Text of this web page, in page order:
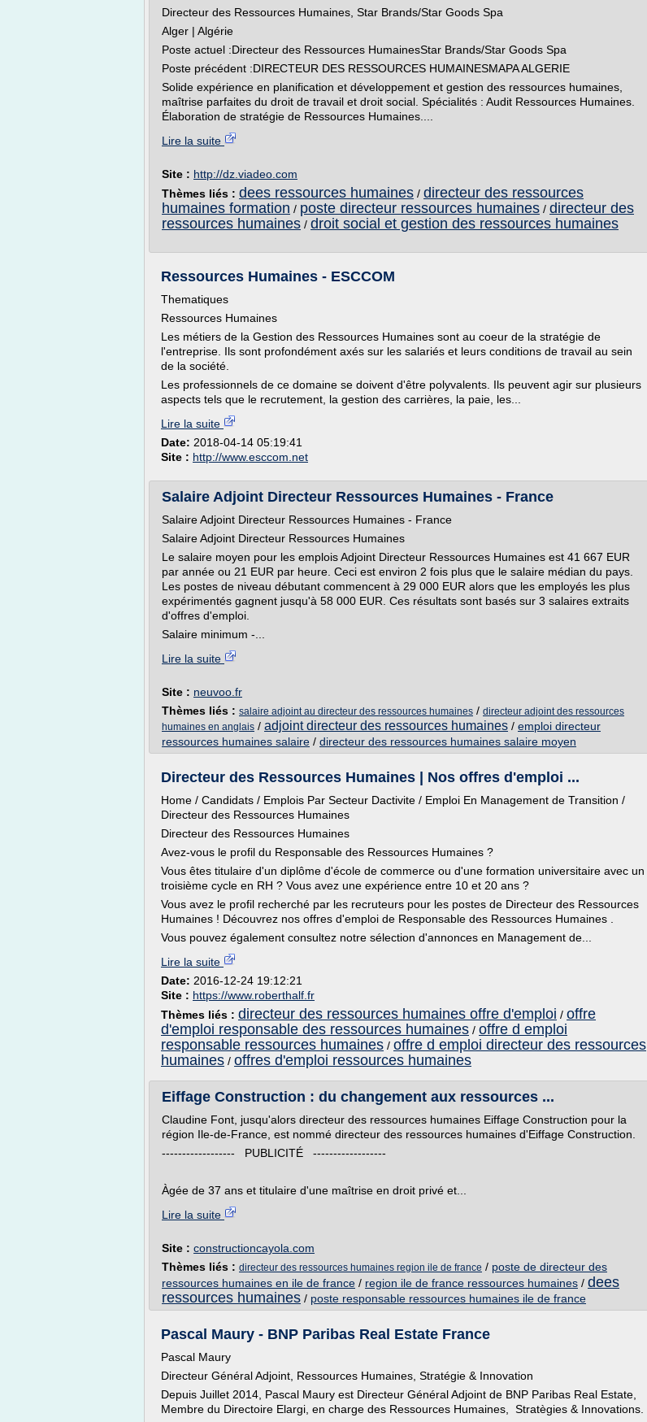
Directeur des Ressources Humaines, Star Brands/Star Goods Spa
Alger | Algérie
Poste actuel :Directeur des Ressources HumainesStar Brands/Star Goods Spa
Poste précédent :DIRECTEUR DES RESSOURCES HUMAINESMAPA ALGERIE
Solide expérience en planification et développement et gestion des ressources humaines,
maîtrise parfaites du droit de travail et droit social. Spécialités : Audit Ressources Humaines.
Élaboration de stratégie de Ressources Humaines....
Lire la suite
Site : http://dz.viadeo.com
Thèmes liés : dees ressources humaines / directeur des ressources
humaines formation / poste directeur ressources humaines / directeur des
ressources humaines / droit social et gestion des ressources humaines
Ressources Humaines - ESCCOM
Thematiques
Ressources Humaines
Les métiers de la Gestion des Ressources Humaines sont au coeur de la stratégie de
l'entreprise. Ils sont profondément axés sur les salariés et leurs conditions de travail au sein
de la société.
Les professionnels de ce domaine se doivent d'être polyvalents. Ils peuvent agir sur plusieurs
aspects tels que le recrutement, la gestion des carrières, la paie, les...
Lire la suite
Date: 2018-04-14 05:19:41
Site : http://www.esccom.net
Salaire Adjoint Directeur Ressources Humaines - France
Salaire Adjoint Directeur Ressources Humaines - France
Salaire Adjoint Directeur Ressources Humaines
Le salaire moyen pour les emplois Adjoint Directeur Ressources Humaines est 41 667 EUR
par année ou 21 EUR par heure. Ceci est environ 2 fois plus que le salaire médian du pays.
Les postes de niveau débutant commencent à 29 000 EUR alors que les employés les plus
expérimentés gagnent jusqu'à 58 000 EUR. Ces résultats sont basés sur 3 salaires extraits
d'offres d'emploi.
Salaire minimum -...
Lire la suite
Site : neuvoo.fr
Thèmes liés : salaire adjoint au directeur des ressources humaines / directeur adjoint des ressources
humaines en anglais / adjoint directeur des ressources humaines / emploi directeur
ressources humaines salaire / directeur des ressources humaines salaire moyen
Directeur des Ressources Humaines | Nos offres d'emploi ...
Home / Candidats / Emplois Par Secteur Dactivite / Emploi En Management de Transition /
Directeur des Ressources Humaines
Directeur des Ressources Humaines
Avez-vous le profil du Responsable des Ressources Humaines ?
Vous êtes titulaire d'un diplôme d'école de commerce ou d'une formation universitaire avec un
troisième cycle en RH ? Vous avez une expérience entre 10 et 20 ans ?
Vous avez le profil recherché par les recruteurs pour les postes de Directeur des Ressources
Humaines ! Découvrez nos offres d'emploi de Responsable des Ressources Humaines .
Vous pouvez également consultez notre sélection d'annonces en Management de...
Lire la suite
Date: 2016-12-24 19:12:21
Site : https://www.roberthalf.fr
Thèmes liés : directeur des ressources humaines offre d'emploi / offre
d'emploi responsable des ressources humaines / offre d emploi
responsable ressources humaines / offre d emploi directeur des ressources
humaines / offres d'emploi ressources humaines
Eiffage Construction : du changement aux ressources ...
Claudine Font, jusqu'alors directeur des ressources humaines Eiffage Construction pour la
région Ile-de-France, est nommé directeur des ressources humaines d'Eiffage Construction.
------------------ PUBLICITÉ ------------------
Àgée de 37 ans et titulaire d'une maîtrise en droit privé et...
Lire la suite
Site : constructioncayola.com
Thèmes liés : directeur des ressources humaines region ile de france / poste de directeur des
ressources humaines en ile de france / region ile de france ressources humaines / dees
ressources humaines / poste responsable ressources humaines ile de france
Pascal Maury - BNP Paribas Real Estate France
Pascal Maury
Directeur Général Adjoint, Ressources Humaines, Stratégie & Innovation
Depuis Juillet 2014, Pascal Maury est Directeur Général Adjoint de BNP Paribas Real Estate,
Membre du Directoire Elargi, en charge des Ressources Humaines, Stratègies & Innovations.